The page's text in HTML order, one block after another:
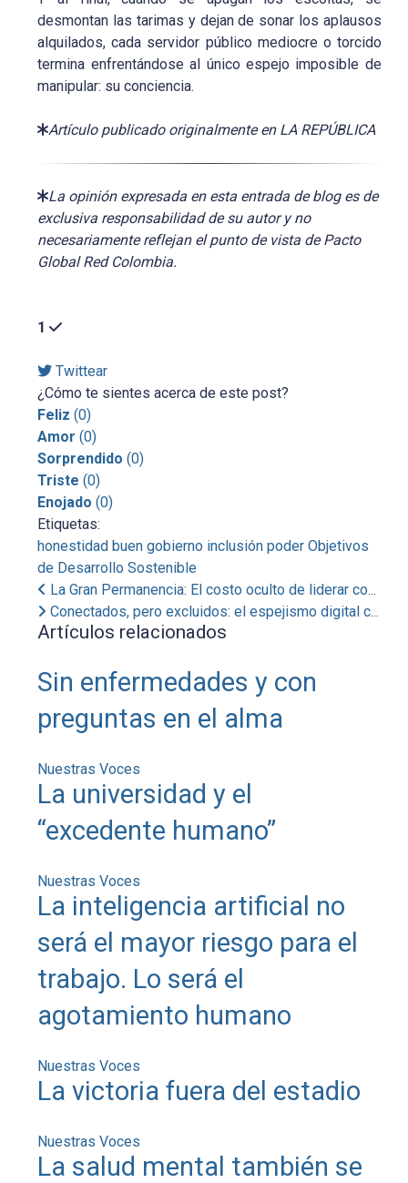
desmontan las tarimas y dejan de sonar los aplausos
alquilados, cada servidor público mediocre o torcido
termina enfrentándose al único espejo imposible de
manipular: su conciencia.
Artículo publicado originalmente en LA REPÚBLICA
La opinión expresada en esta entrada de blog es de
exclusiva responsabilidad de su autor y no
necesariamente reflejan el punto de vista de Pacto
Global Red Colombia.
1
Twittear
¿Cómo te sientes acerca de este post?
Feliz (0)
Amor (0)
Sorprendido (0)
Triste (0)
Enojado (0)
Etiquetas:
honestidad buen gobierno inclusión poder Objetivos
de Desarrollo Sostenible
La Gran Permanencia: El costo oculto de liderar co...
Conectados, pero excluidos: el espejismo digital c...
Artículos relacionados
Sin enfermedades y con
preguntas en el alma
Nuestras Voces
La universidad y el
“excedente humano”
Nuestras Voces
La inteligencia artificial no
será el mayor riesgo para el
trabajo. Lo será el
agotamiento humano
Nuestras Voces
La victoria fuera del estadio
Nuestras Voces
La salud mental también se